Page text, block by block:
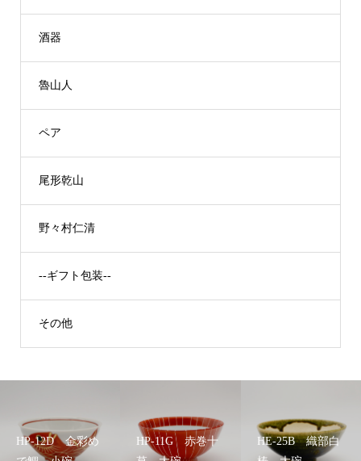
酒器
魯山人
ペア
尾形乾山
野々村仁清
--ギフト包装--
その他
HP-12D 金彩め
HP-11G 赤巻十
HE-25B 織部白